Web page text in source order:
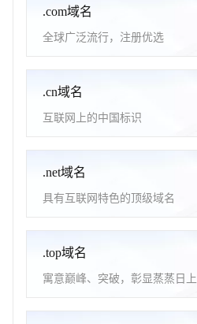
.com域名
全球广泛流行，注册优选
.cn域名
互联网上的中国标识
.net域名
具有互联网特色的顶级域名
.top域名
寓意巅峰、突破，彰显蒸蒸日上